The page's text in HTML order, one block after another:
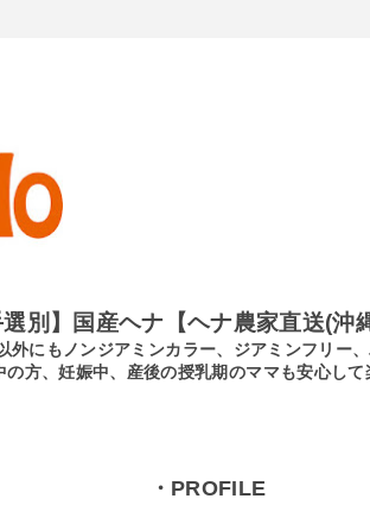
別】国産ヘナ【ヘナ農家直送(沖
にもノンジアミンカラー、ジアミンフリー
方、妊娠中、産後の授乳期のママも安心して
・PROFILE